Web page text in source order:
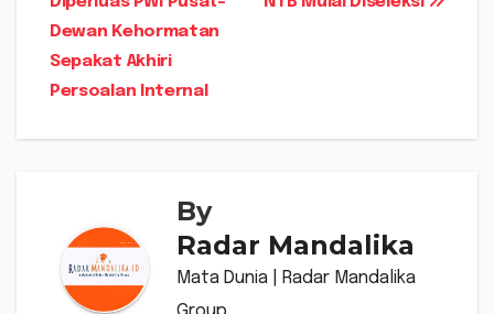
pos
Dewan Kehormatan
Sepakat Akhiri
Persoalan Internal
By
Radar Mandalika
Mata Dunia | Radar Mandalika